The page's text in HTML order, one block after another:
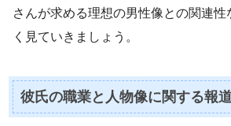
さんが求める理想の男性像との関連性
く見ていきましょう。
彼氏の職業と人物像に関する報